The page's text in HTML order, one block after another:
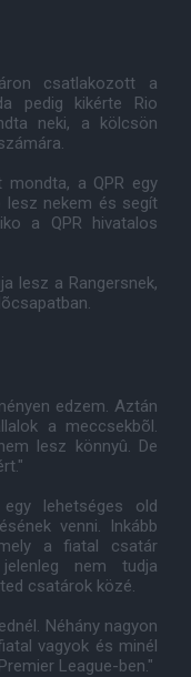
csatlakozott a
pedig kikérte Rio
neki, a kölcsön
mondta, a QPR egy
lesz nekem és segít
a QPR hivatalos
lesz a Rangersnek,
edzem. Aztán
a meccsekbõl.
lesz könnyû. De
lehetséges old
venni. Inkább
a fiatal csatár
nem tudja
csatárok közé.
Néhány nagyon
vagyok és minél
League-ben."